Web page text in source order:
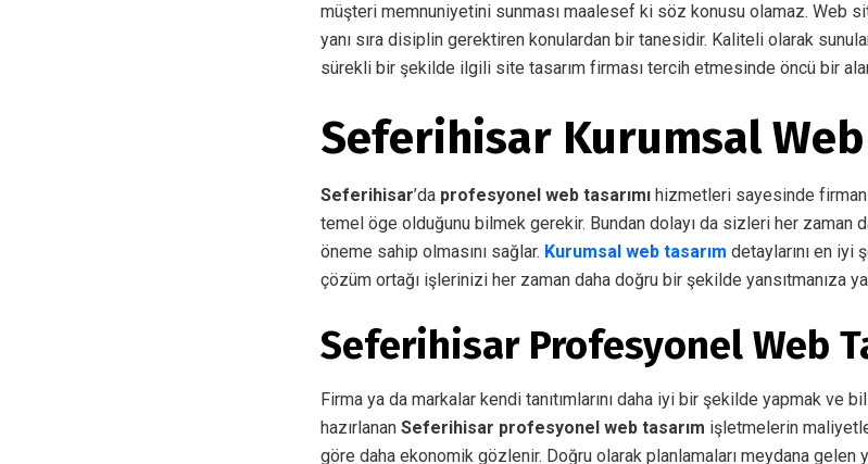
müşteri memnuniyetini sunması maalesef ki söz konusu olamaz. Web
yanı sıra disiplin gerektiren konulardan bir tanesidir. Kaliteli olarak
sürekli bir şekilde ilgili site tasarım firması tercih etmesinde öncü bir
Seferihisar Kurumsal Web
Seferihisar’da profesyonel web tasarımı hizmetleri sayesinde
temel öge olduğunu bilmek gerekir. Bundan dolayı da sizleri her zaman
öneme sahip olmasını sağlar. Kurumsal web tasarım detaylarını en iyi
çözüm ortağı işlerinizi her zaman daha doğru bir şekilde yansıtmanıza
Seferihisar Profesyonel Web
Firma ya da markalar kendi tanıtımlarını daha iyi bir şekilde yapmak ve
hazırlanan Seferihisar profesyonel web tasarım işletmelerin
göre daha ekonomik gözlenir. Doğru olarak planlamaları meydana gelen